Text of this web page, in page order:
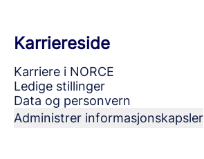
Karriereside
Karriere i NORCE
Ledige stillinger
Data og personvern
Administrer informasjonskapsler